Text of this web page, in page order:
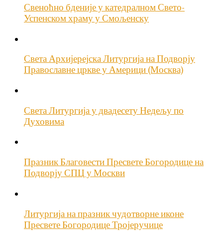
Свеноћно бденије у катедралном Свето-
Успенском храму у Смољенску
Света Архијерејска Литургија на Подворју
Православне цркве у Америци (Москва)
Света Литургија у двадесету Недељу по
Духовима
Празник Благовести Пресвете Богородице на
Подворју СПЦ у Москви
Литургија на празник чудотворне иконе
Пресвете Богородице Тројеручице